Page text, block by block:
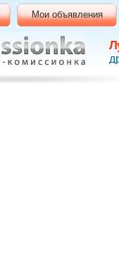
Мои объявления